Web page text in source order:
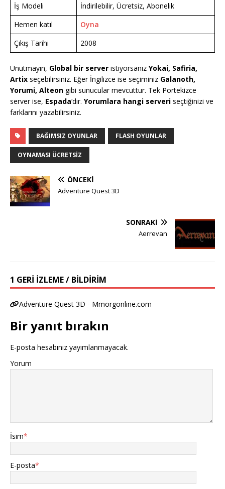
İş Modeli
İndirilebilir, Ücretsiz, Abonelik
Hemen katıl
Oyna
Çıkış Tarihi
2008
Unutmayın, Global bir server istiyorsanız Yokai, Safiria,
Artix seçebilirsiniz. Eğer İngilizce ise seçiminiz Galanoth,
Yorumi, Alteon gibi sunucular mevcuttur. Tek Portekizce
server ise, Espada‘dır. Yorumlara hangi serveri seçtiğinizi ve
farklarını yazabilirsiniz.
BAĞIMSIZ OYUNLAR FLASH OYUNLAR
OYNAMASI ÜCRETSIZ
ÖNCEKI
Adventure Quest 3D
SONRAKI
Aerrevan
1 GERI IZLEME / BILDIRIM
Adventure Quest 3D - Mmorgonline.com
Bir yanıt bırakın
E-posta hesabınız yayımlanmayacak.
Yorum
İsim*
E-posta*